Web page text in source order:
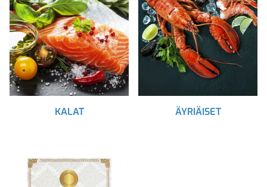
KALAT ÄYRIÄISET